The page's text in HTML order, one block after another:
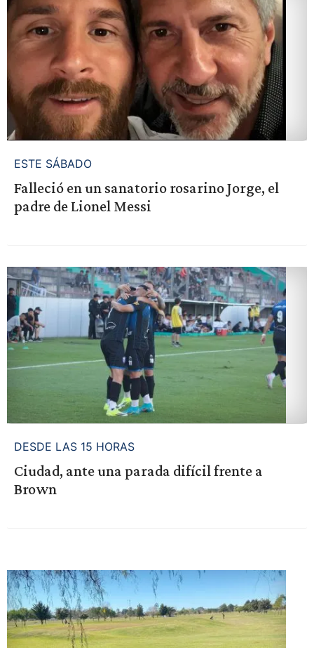
ESTE SÁBADO
Falleció en un sanatorio rosarino Jorge, el
padre de Lionel Messi
DESDE LAS 15 HORAS
Ciudad, ante una parada difícil frente a
Brown